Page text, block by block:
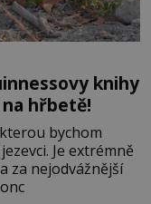
knihy
hřbetě!
bychom
Je extrémně
za nejodvážnější